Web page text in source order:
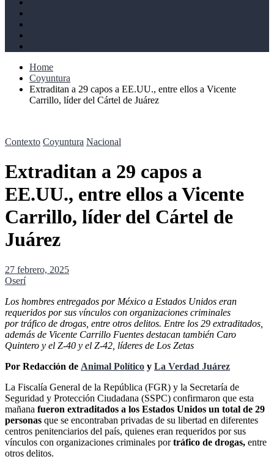
Home
Coyuntura
Extraditan a 29 capos a EE.UU., entre ellos a Vicente
Carrillo, líder del Cártel de Juárez
Contexto Coyuntura Nacional
Extraditan a 29 capos a
EE.UU., entre ellos a Vicente
Carrillo, líder del Cártel de
Juárez
27 febrero, 2025
Oserí
Los hombres entregados por México a Estados Unidos eran
requeridos por sus vínculos con organizaciones criminales
por tráfico de drogas, entre otros delitos. Entre los 29 extraditados,
además de Vicente Carrillo Fuentes destacan también Caro
Quintero y el Z-40 y el Z-42, líderes de Los Zetas
Por Redacción de Animal Político y La Verdad Juárez
La Fiscalía General de la República (FGR) y la Secretaría de
Seguridad y Protección Ciudadana (SSPC) confirmaron que esta
mañana fueron extraditados a los Estados Unidos un total de 29
personas que se encontraban privadas de su libertad en diferentes
centros penitenciarios del país, quienes eran requeridos por sus
vínculos con organizaciones criminales portráfico de drogas, entre
otros delitos.